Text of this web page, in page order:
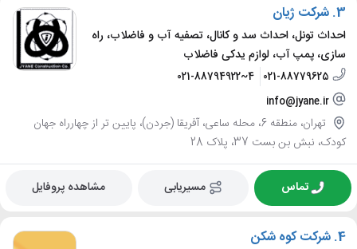
3. شرکت ژیان
احداث تونل، احداث سد و کانال، تصفیه آب و فاضلاب، راه
سازی، پمپ آب، لوازم یدکی فاضلاب
021-88779625
021-88794922~4
info@jyane.ir
تهران، منطقه 6، محله ساعی، آفریقا (جردن)، پایین تر از چهارراه جهان
کودک، نبش بن بست 37، پلاک 28
تماس مسیریابی مشاهده پروفایل
4. شرکت کوه شکن